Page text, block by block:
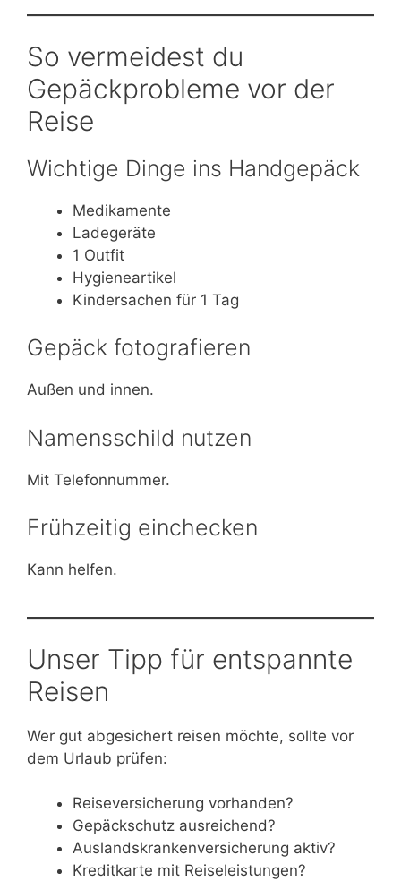
So vermeidest du
Gepäckprobleme vor der
Reise
Wichtige Dinge ins Handgepäck
Medikamente
Ladegeräte
1 Outfit
Hygieneartikel
Kindersachen für 1 Tag
Gepäck fotografieren
Außen und innen.
Namensschild nutzen
Mit Telefonnummer.
Frühzeitig einchecken
Kann helfen.
Unser Tipp für entspannte
Reisen
Wer gut abgesichert reisen möchte, sollte vor
dem Urlaub prüfen:
Reiseversicherung vorhanden?
Gepäckschutz ausreichend?
Auslandskrankenversicherung aktiv?
Kreditkarte mit Reiseleistungen?